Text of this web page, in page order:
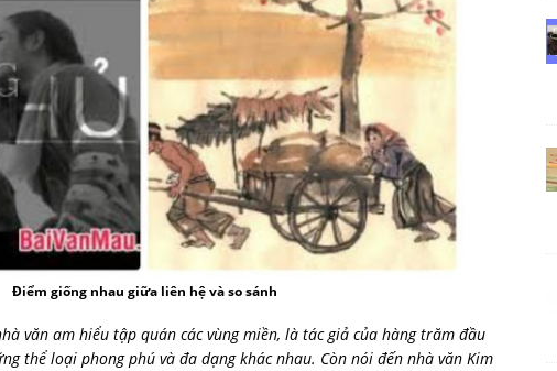
Điểm giống nhau giữa liên hệ và so sánh
văn am hiểu tập quán các vùng miền, là tác giả của hàng trăm đầu
thể loại phong phú và đa dạng khác nhau. Còn nói đến nhà văn Kim